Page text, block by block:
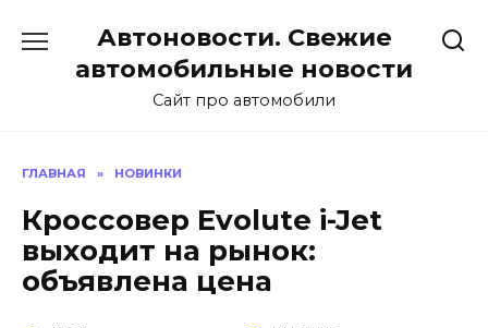
содержанию
Автоновости. Свежие
автомобильные новости
Сайт про автомобили
ГЛАВНАЯ » НОВИНКИ
Кроссовер Evolute i-Jet
выходит на рынок:
объявлена цена